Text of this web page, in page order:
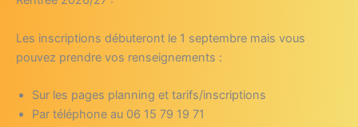
Les inscriptions débuteront le 1 septembre mais vous
pouvez prendre vos renseignements :
Sur les pages planning et tarifs/inscriptions
Par téléphone au 06 15 79 19 71